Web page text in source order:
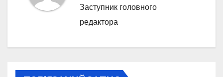
Заступник головного
редактора